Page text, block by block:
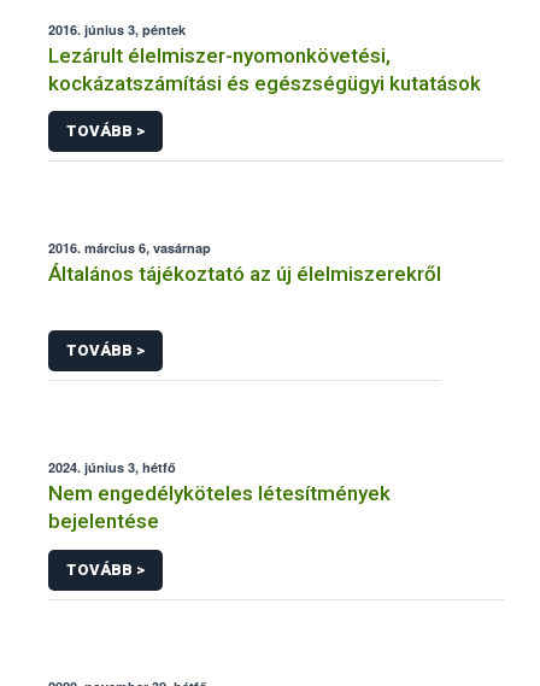
2016. június 3, péntek
Lezárult élelmiszer-nyomonkövetési,
kockázatszámítási és egészségügyi kutatások
TOVÁBB >
2016. március 6, vasárnap
Általános tájékoztató az új élelmiszerekről
TOVÁBB >
2024. június 3, hétfő
Nem engedélyköteles létesítmények
bejelentése
TOVÁBB >